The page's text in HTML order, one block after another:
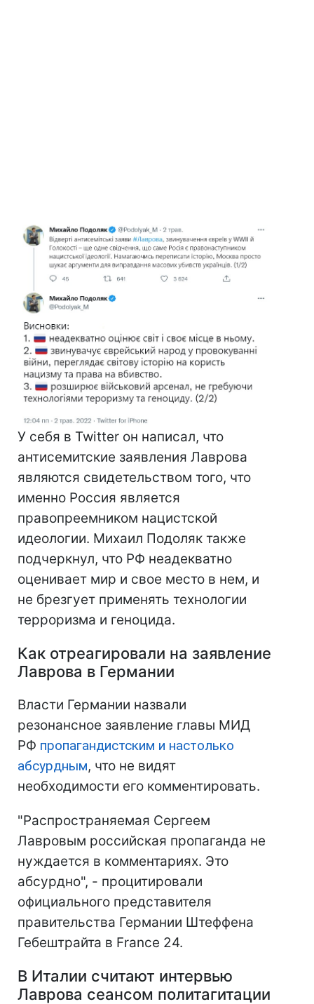
У себя в Twitter он написал, что
антисемитские заявления Лаврова
являются свидетельством того, что
именно Россия является
правопреемником нацистской
идеологии. Михаил Подоляк также
подчеркнул, что РФ неадекватно
оценивает мир и свое место в нем, и
не брезгует применять технологии
терроризма и геноцида.
Как отреагировали на заявление
Лаврова в Германии
Власти Германии назвали
резонансное заявление главы МИД
РФ пропагандистским и настолько
абсурдным, что не видят
необходимости его комментировать.
"Распространяемая Сергеем
Лавровым российская пропаганда не
нуждается в комментариях. Это
абсурдно", - процитировали
официального представителя
правительства Германии Штеффена
Гебештрайта в France 24.
В Италии считают интервью
Лаврова сеансом политагитации